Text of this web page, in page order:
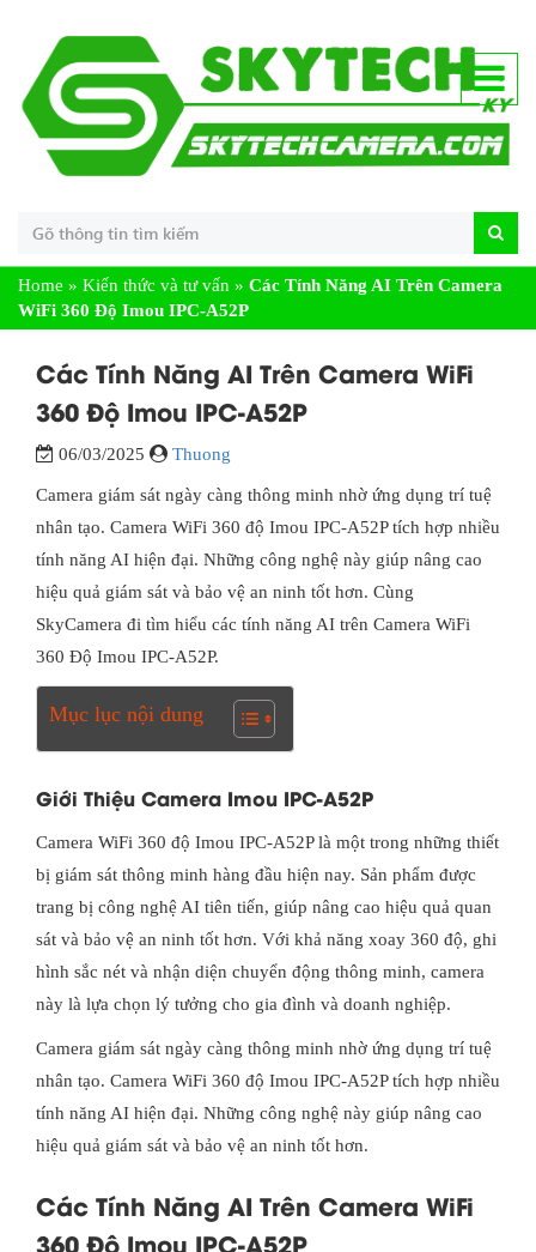
Home » Kiến thức và tư vấn » Các Tính Năng AI Trên Camera
WiFi 360 Độ Imou IPC-A52P
Các Tính Năng AI Trên Camera WiFi
360 Độ Imou IPC-A52P
06/03/2025 Thuong
Camera giám sát ngày càng thông minh nhờ ứng dụng trí tuệ
nhân tạo. Camera WiFi 360 độ Imou IPC-A52P tích hợp nhiều
tính năng AI hiện đại. Những công nghệ này giúp nâng cao
hiệu quả giám sát và bảo vệ an ninh tốt hơn. Cùng
SkyCamera đi tìm hiểu các tính năng AI trên Camera WiFi
360 Độ Imou IPC-A52P.
Mục lục nội dung
Giới Thiệu Camera Imou IPC-A52P
Camera WiFi 360 độ Imou IPC-A52P là một trong những thiết
bị giám sát thông minh hàng đầu hiện nay. Sản phẩm được
trang bị công nghệ AI tiên tiến, giúp nâng cao hiệu quả quan
sát và bảo vệ an ninh tốt hơn. Với khả năng xoay 360 độ, ghi
hình sắc nét và nhận diện chuyển động thông minh, camera
này là lựa chọn lý tưởng cho gia đình và doanh nghiệp.
Camera giám sát ngày càng thông minh nhờ ứng dụng trí tuệ
nhân tạo. Camera WiFi 360 độ Imou IPC-A52P tích hợp nhiều
tính năng AI hiện đại. Những công nghệ này giúp nâng cao
hiệu quả giám sát và bảo vệ an ninh tốt hơn.
Các Tính Năng AI Trên Camera WiFi
360 Độ Imou IPC-A52P